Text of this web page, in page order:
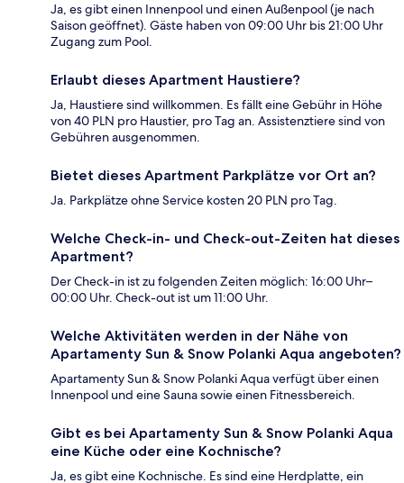
Ja, es gibt einen Innenpool und einen Außenpool (je nach
Saison geöffnet). Gäste haben von 09:00 Uhr bis 21:00 Uhr
Zugang zum Pool.
Erlaubt dieses Apartment Haustiere?
Ja, Haustiere sind willkommen. Es fällt eine Gebühr in Höhe
von 40 PLN pro Haustier, pro Tag an. Assistenztiere sind von
Gebühren ausgenommen.
Bietet dieses Apartment Parkplätze vor Ort an?
Ja. Parkplätze ohne Service kosten 20 PLN pro Tag.
Welche Check-in- und Check-out-Zeiten hat dieses
Apartment?
Der Check-in ist zu folgenden Zeiten möglich: 16:00 Uhr–
00:00 Uhr. Check-out ist um 11:00 Uhr.
Welche Aktivitäten werden in der Nähe von
Apartamenty Sun & Snow Polanki Aqua angeboten?
Apartamenty Sun & Snow Polanki Aqua verfügt über einen
Innenpool und eine Sauna sowie einen Fitnessbereich.
Gibt es bei Apartamenty Sun & Snow Polanki Aqua
eine Küche oder eine Kochnische?
Ja, es gibt eine Kochnische. Es sind eine Herdplatte, ein